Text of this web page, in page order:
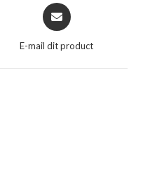
Opent
in
nieuw
E-mail dit product